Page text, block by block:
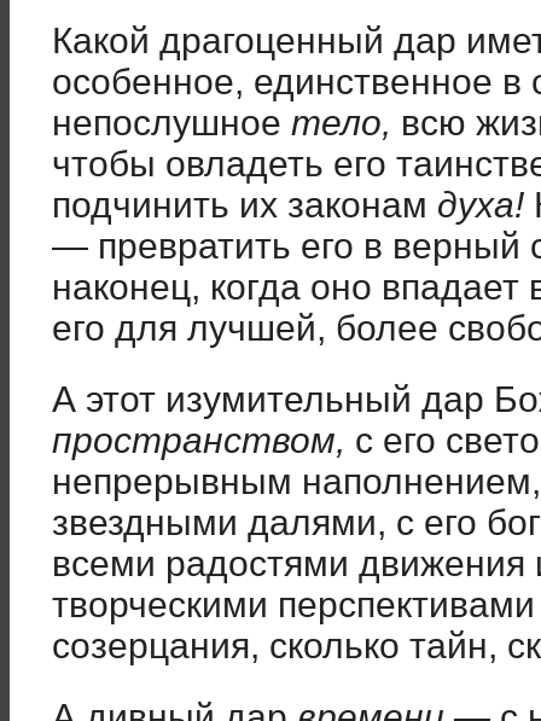
Какой драгоценный дар
особенное, единственное в
непослушное тело, всю
чтобы овладеть его
подчинить их законам духа!
— превратить его в верный
наконец, когда оно
его для лучшей, более
А этот изумительный дар
пространством, с его
непрерывным
звездными далями, с его
всеми радостями движения
творческими
созерцания, сколько тайн,